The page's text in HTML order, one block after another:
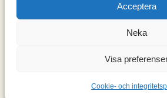
Acceptera
Neka
Visa
Cookie- och
WordPress